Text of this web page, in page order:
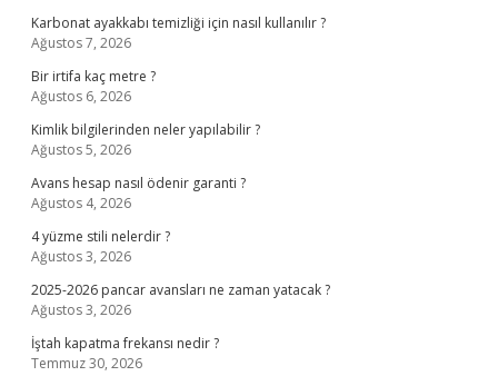
Karbonat ayakkabı temizliği için nasıl kullanılır ?
Ağustos 7, 2026
Bir irtifa kaç metre ?
Ağustos 6, 2026
Kimlik bilgilerinden neler yapılabilir ?
Ağustos 5, 2026
Avans hesap nasıl ödenir garanti ?
Ağustos 4, 2026
4 yüzme stili nelerdir ?
Ağustos 3, 2026
2025-2026 pancar avansları ne zaman yatacak ?
Ağustos 3, 2026
İştah kapatma frekansı nedir ?
Temmuz 30, 2026